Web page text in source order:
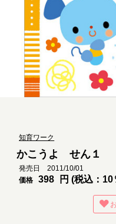
知育ワーク
かこうよ せん１
発売日 2011/10/01
価格
398 円 (税込：10